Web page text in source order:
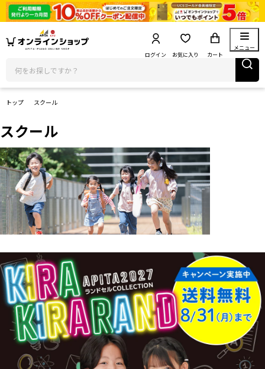
ログイン お気に入り カート
メニュー
トップ スクール
スクール